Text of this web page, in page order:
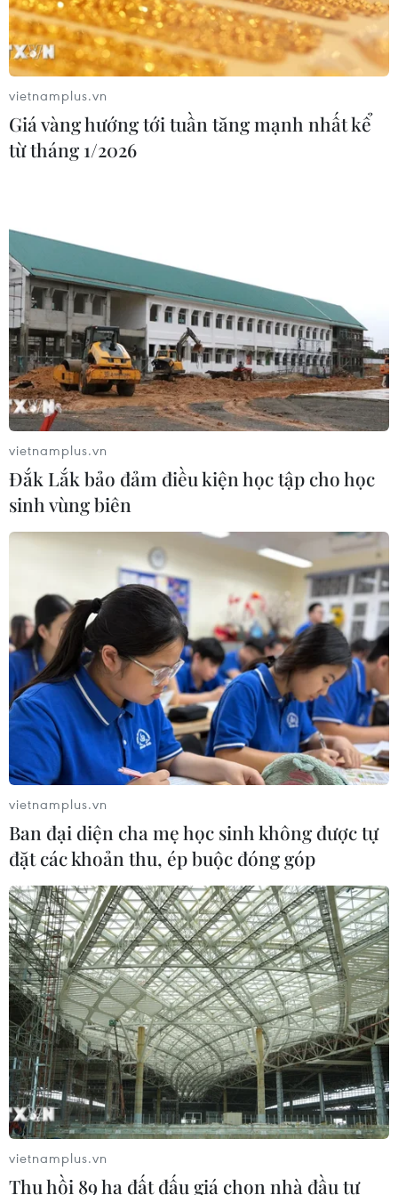
Đắk Lắk truy quét, xử lý tình trạng
phá rừng, lấn chiếm đất rừng
06/08/2026 12:36
Cảnh báo mưa cường độ lớn trên
06/08/2026 10:23
Mưa lớn kéo dài gây nhiều thiệt hại
về nhà ở, giao thông tại tỉnh Sơn La
06/08/2026 09:48
Bất cập việc ngừng giao khoán quản
lý, bảo vệ rừng ở Nam Cát Tiên
06/08/2026 09:45
Bão Dolphin hướng vào miền Đông
Trung Quốc, cảnh báo mưa lớn trên
06/08/2026 08:36
Mở 1 cửa xả đáy hồ thủy điện Hòa
Bình vào 16 giờ ngày 6/8
06/08/2026 06:28
Quảng Trị: Mùa mưa lũ cận kề,
thường trực nỗi lo bờ sông 'nuốt' đất
06/08/2026 05:14
Mưa dông khiến hàng chục
chuyến bay tới Nội Bài không thể hạ
cánh
06/08/2026 04:37
Cảnh báo lũ quét, sạt lở đất ở 8 tỉnh
khu vực Bắc Bộ và Thanh Hóa
06/08/2026 03:47
Xem thêm
vietnamplus.vn
Giá vàng hướng tới tuần tăng mạnh nhất kể
từ tháng 1/2026
vietnamplus.vn
Đắk Lắk bảo đảm điều kiện học tập cho học
sinh vùng biên
vietnamplus.vn
Ban đại diện cha mẹ học sinh không được tự
đặt các khoản thu, ép buộc đóng góp
vietnamplus.vn
Thu hồi 89 ha đất đấu giá chọn nhà đầu tư